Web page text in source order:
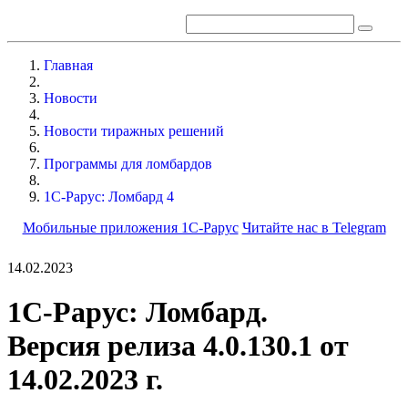
Главная
Новости
Новости тиражных решений
Программы для ломбардов
1С-Рарус: Ломбард 4
Мобильные приложения 1С-Рарус Читайте нас в Telegram
14.02.2023
1С-Рарус: Ломбард.
Версия релиза 4.0.130.1 от
14.02.2023 г.